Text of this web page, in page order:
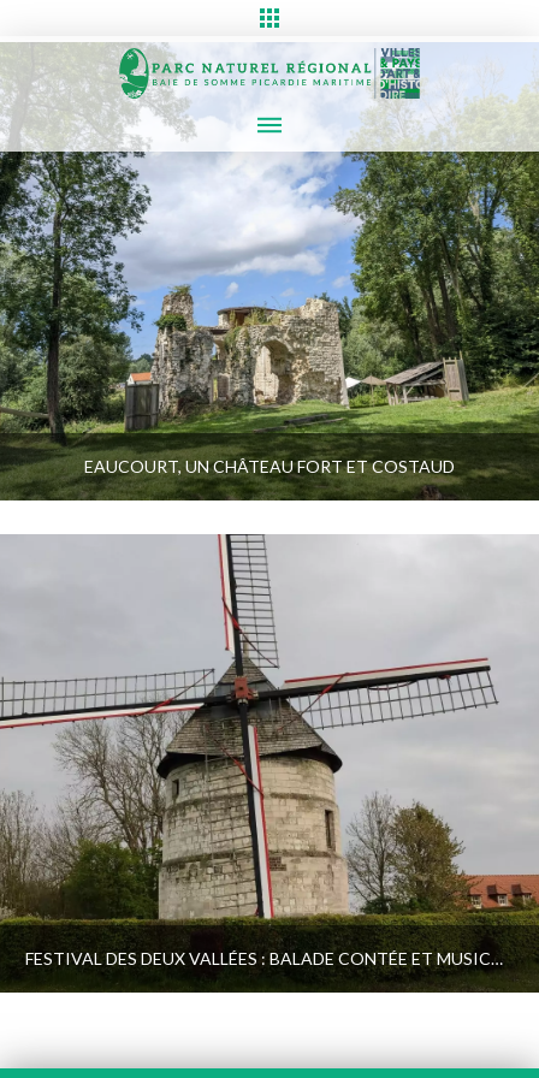
EAUCOURT, UN CHÂTEAU FORT ET COSTAUD
FESTIVAL DES DEUX VALLÉES : BALADE CONTÉE ET MUSICALE DU MOULIN À L’ÉGLISE